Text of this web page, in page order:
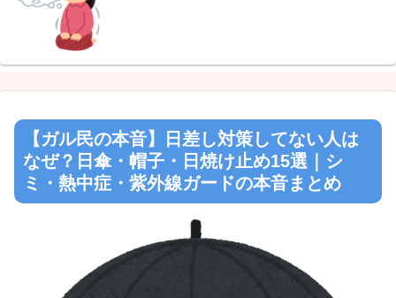
【ガル民の本音】日差し対策してない人は
なぜ？日傘・帽子・日焼け止め15選｜シ
ミ・熱中症・紫外線ガードの本音まとめ